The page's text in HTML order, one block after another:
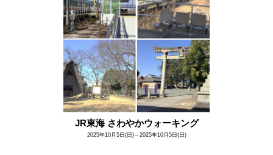
JR東海 さわやかウォーキング
2025年10月5日(日)～2025年10月5日(日)